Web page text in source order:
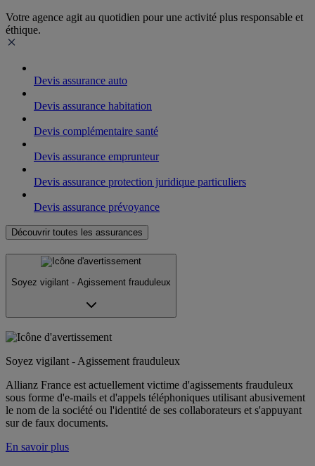
Votre agence agit au quotidien pour une activité plus responsable et
éthique.
Devis assurance auto
Devis assurance habitation
Devis complémentaire santé
Devis assurance emprunteur
Devis assurance protection juridique particuliers
Devis assurance prévoyance
Découvrir toutes les assurances
Soyez vigilant - Agissement frauduleux
Soyez vigilant - Agissement frauduleux
Allianz France est actuellement victime d'agissements frauduleux
sous forme d'e-mails et d'appels téléphoniques utilisant abusivement
le nom de la société ou l'identité de ses collaborateurs et s'appuyant
sur de faux documents.
En savoir plus